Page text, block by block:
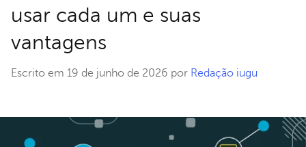
usar cada um e suas
vantagens
Escrito em 19 de junho de 2026 por Redação iugu